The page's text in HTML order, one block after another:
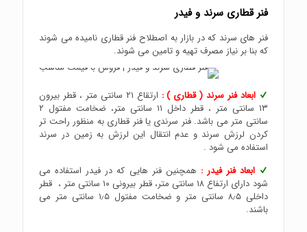
فنر قطاری سرند و فیدر
فنر های سرند که در بازار به اصطلاح فنر قطاری نامیده می شوند
که بنا بر نیاز مصرف تهیه و تامین می شوند.
ابعاد فنر سرند ( قطاری ) :
ارتقاع ۲۱ سانتی متر ، قطر بیرون
۱۳ سانتی متر ، قطر داخل ۱۱ سانتی متر، ضخامت مفتول ۲
سانتی متر می باشد. فنر سرندی یا فنر قطاری به منظور راحت تر
کردن لرزش سرند و عدم انتقال این لرزش به زمین در سرند
استفاده می شود .
ابعاد فنر فیدر : همچنین فنر هایی که در فیدر استفاده می
شود دارای ارتفاع ۱۸ سانتی متر، قطر بیرونی ۱۰ سانتی متر ، قطر
داخلی ۸٫۵ سانتی متر و ضخامت مفتول ۱٫۵ سانتی متر می
باشند.